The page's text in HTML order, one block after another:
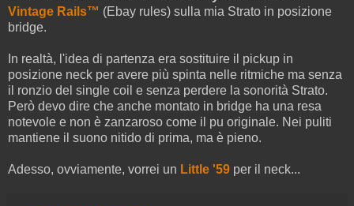
Vintage Rails™ (Ebay rules) sulla mia Strato in posizione
bridge.
In realtà, l'idea di partenza era sostituire il pickup in
posizione neck per avere più spinta nelle ritmiche ma senza
il ronzio del single coil e senza perdere la sonorità Strato.
Però devo dire che anche montato in bridge ha una resa
notevole e non è zanzaroso come il pu originale. Nei puliti
mantiene il suono nitido di prima, ma è pieno.
Adesso, ovviamente, vorrei un Little '59 per il neck...